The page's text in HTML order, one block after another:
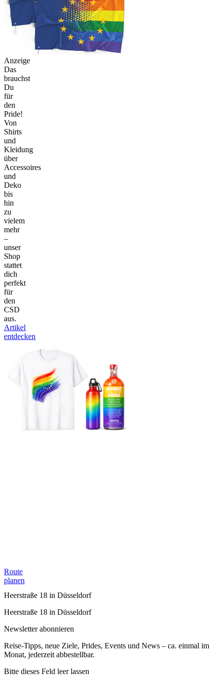
Anzeige
Das
brauchst
Du
für
den
Pride!
Von
Shirts
und
Kleidung
über
Accessoires
und
Deko
bis
hin
zu
vielem
mehr
–
unser
Shop
stattet
dich
perfekt
für
den
CSD
aus.
Artikel
entdecken
Route
planen
Heerstraße 18 in Düsseldorf
Heerstraße 18 in Düsseldorf
Newsletter abonnieren
Reise-Tipps, neue Ziele, Prides, Events und News – ca. einmal im
Monat, jederzeit abbestellbar.
Bitte dieses Feld leer lassen